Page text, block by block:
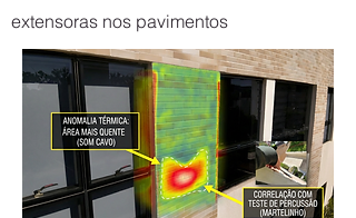
extensoras nos pavimentos